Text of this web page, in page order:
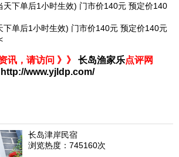
天下单后1小时生效) 门市价140元 预定价140
下单后1小时生效) 门市价140元 预定价140元
讯，请访问 》》 长岛渔家乐点评网
http://www.yjldp.com/
长岛津岸民宿
浏览热度：745160次